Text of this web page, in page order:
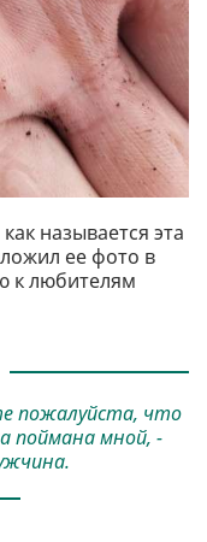
называется эта
ее фото в
к любителям
пожалуйста, что
поймана мной, -